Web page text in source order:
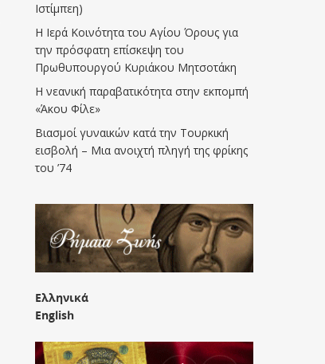
Ιστίμπεη)
Η Ιερά Κοινότητα του Αγίου Όρους για
την πρόσφατη επίσκεψη του
Πρωθυπουργού Κυριάκου Μητσοτάκη
Η νεανική παραβατικότητα στην εκπομπή
«Άκου Φίλε»
Βιασμοί γυναικών κατά την Τουρκική
εισβολή – Μια ανοιχτή πληγή της φρίκης
του ’74
Ελληνικά
English